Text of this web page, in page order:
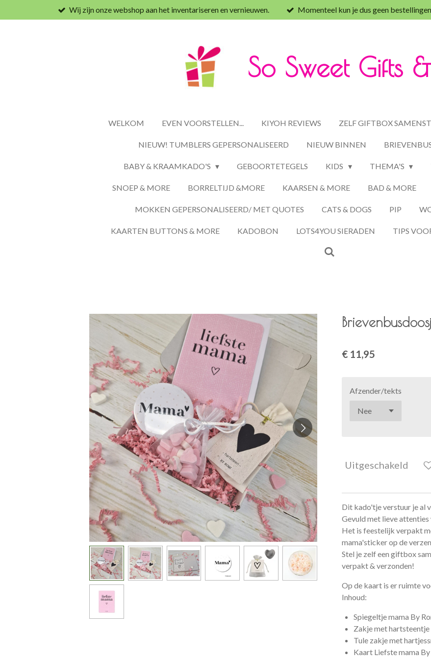
direct
Wij zijn onze webshop aan het inventariseren en vernieuwen. Momenteel kun je dus geen
So Sweet Gifts
WELKOM EVEN VOORSTELLEN... KIYOH REVIEWS ZELF GIFTBOX
NIEUW! TUMBLERS GEPERSONALISEERD NIEUW BINNEN
BABY & KRAAMKADO'S GEBOORTETEGELS KIDS THEMA'S
SNOEP & MORE BORRELTIJD &MORE KAARSEN & MORE BAD & MORE
MOKKEN GEPERSONALISEERD/ MET QUOTES CATS & DOGS PIP
KAARTEN BUTTONS & MORE KADOBON LOTS4YOU SIERADEN TIPS
€ 11,95
Afzender/tekts
Uitgeschakeld
Dit kado'tje verstuur je al
Gevuld met lieve attenties
Het is feestelijk verpakt
mama'sticker op de
Stel je zelf een giftbox
verpakt & verzonden!
Op de kaart is er ruimte
Inhoud:
Spiegeltje mama By
Zakje met hartsteentje
Tule zakje met
Kaart Liefste mama